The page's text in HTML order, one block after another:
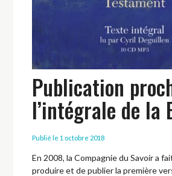
Publication
l’intégrale de la
Publié le 1 octobre 2018
En 2008, la Compagnie du Savoir a
produire et de publier la première